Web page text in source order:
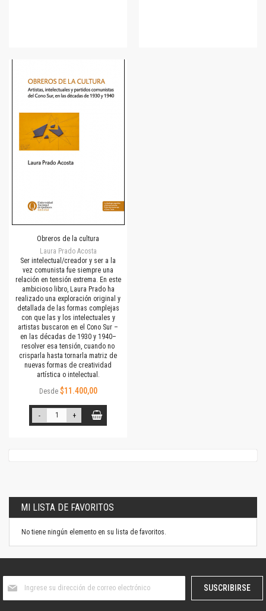
Obreros de la cultura
Laura Prado Acosta
Ser intelectual/creador y ser a la
vez comunista fue siempre una
relación en tensión extrema. En este
ambicioso libro, Laura Prado ha
realizado una exploración original y
detallada de las formas complejas
con que las y los intelectuales y
artistas buscaron en el Cono Sur –
en las décadas de 1930 y 1940–
resolver esa tensión, cuando no
crisparla hasta tornarla matriz de
nuevas formas de creatividad
artística o intelectual.
Desde $11.400,00
- +
MI LISTA DE FAVORITOS
No tiene ningún elemento en su lista de favoritos.
boletín
SUSCRIBIRSE